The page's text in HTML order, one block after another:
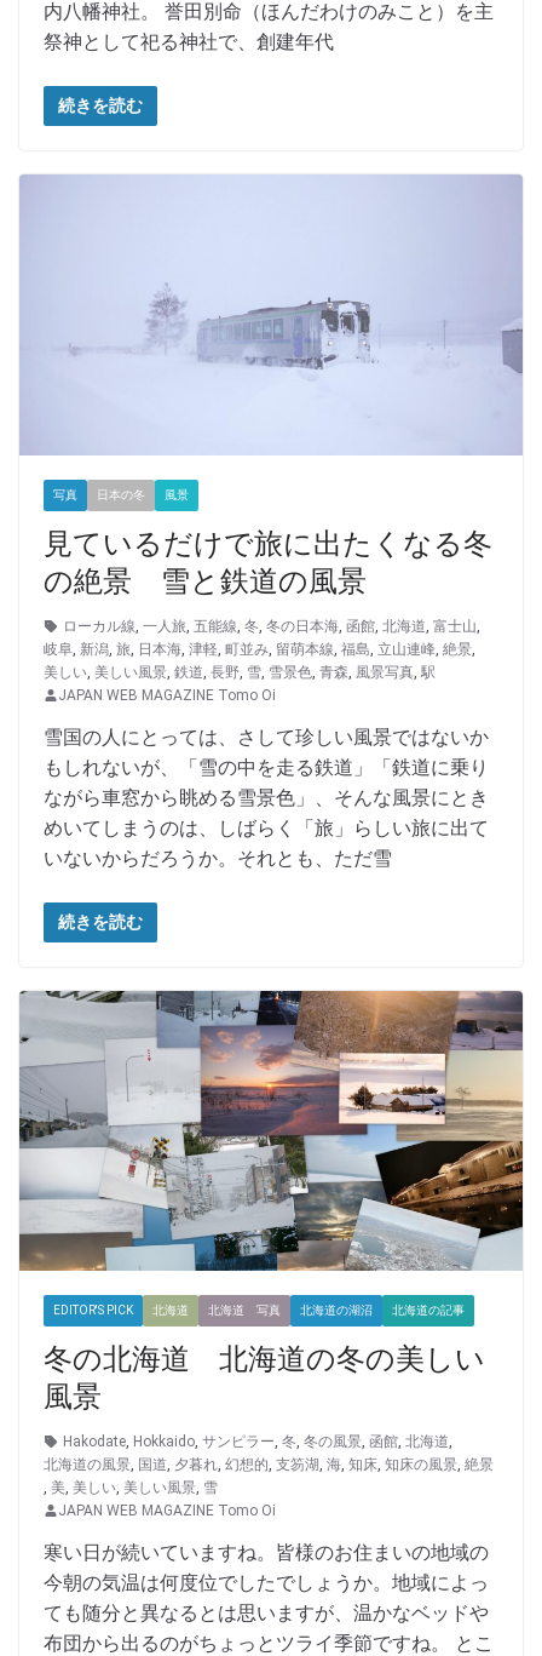
内八幡神社。 誉田別命（ほんだわけのみこと）を主
祭神として祀る神社で、創建年代
続きを読む
写真 日本の冬 風景
見ているだけで旅に出たくなる冬
の絶景 雪と鉄道の風景
ローカル線 一人旅 五能線 冬 冬の日本海 函館 北海道 富士山
岐阜 新潟 旅 日本海 津軽 町並み 留萌本線 福島 立山連峰 絶景
美しい 美しい風景 鉄道 長野 雪 雪景色 青森 風景写真 駅
JAPAN WEB MAGAZINE Tomo Oi
雪国の人にとっては、さして珍しい風景ではないか
もしれないが、「雪の中を走る鉄道」「鉄道に乗り
ながら車窓から眺める雪景色」、そんな風景にとき
めいてしまうのは、しばらく「旅」らしい旅に出て
いないからだろうか。それとも、ただ雪
続きを読む
EDITOR'S PICK 北海道 北海道 写真 北海道の湖沼 北海道の記事
冬の北海道 北海道の冬の美しい
風景
Hakodate, Hokkaido, サンピラー, 冬, 冬の風景, 函館, 北海道,
北海道の風景, 国道, 夕暮れ, 幻想的, 支笏湖, 海, 知床, 知床の風景, 絶景
, 美, 美しい, 美しい風景, 雪
JAPAN WEB MAGAZINE Tomo Oi
寒い日が続いていますね。皆様のお住まいの地域の
今朝の気温は何度位でしたでしょうか。地域によっ
ても随分と異なるとは思いますが、温かなベッドや
布団から出るのがちょっとツライ季節ですね。 とこ